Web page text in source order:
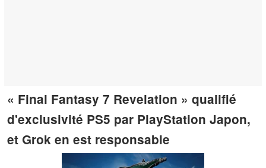
« Final Fantasy 7 Revelation » qualifié
d'exclusivité PS5 par PlayStation Japon,
et Grok en est responsable